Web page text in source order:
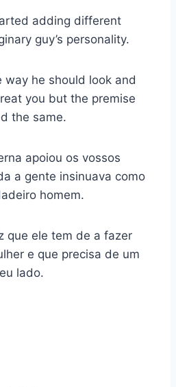
adding different
guy’s personality.
way he should look and
you but the premise
the same.
apoiou os vossos
a gente insinuava como
homem.
que ele tem de a fazer
e que precisa de um
lado.